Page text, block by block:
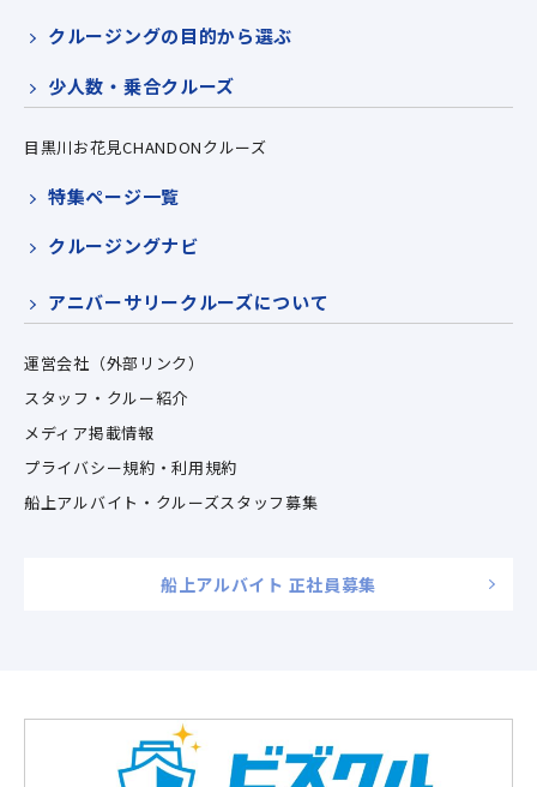
クルージングの目的から選ぶ
少人数・乗合クルーズ
目黒川お花見CHANDONクルーズ
特集ページ一覧
クルージングナビ
アニバーサリークルーズについて
運営会社（外部リンク）
スタッフ・クルー紹介
メディア掲載情報
プライバシー規約・利用規約
船上アルバイト・クルーズスタッフ募集
船上アルバイト 正社員募集